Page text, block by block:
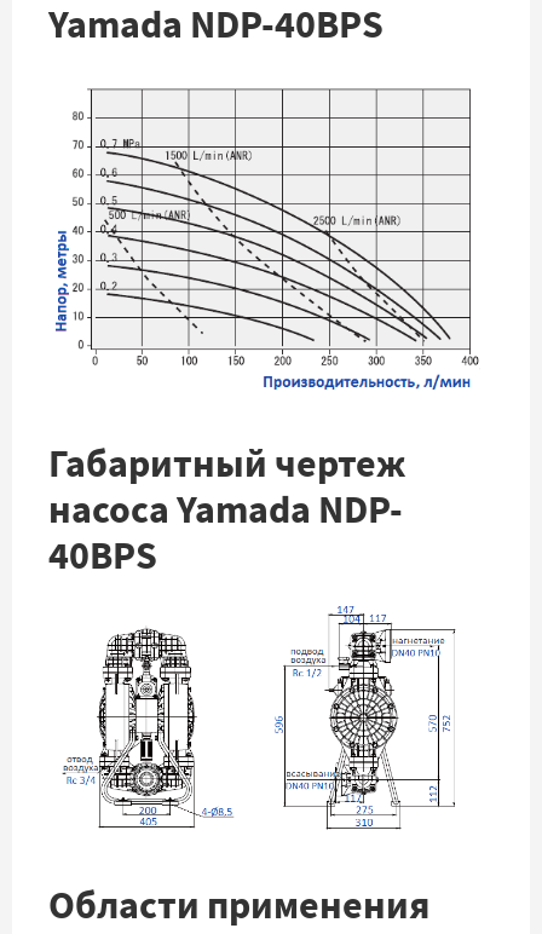
Yamada NDP-40BPS
Габаритный чертеж
насоса Yamada NDP-
40BPS
Области применения